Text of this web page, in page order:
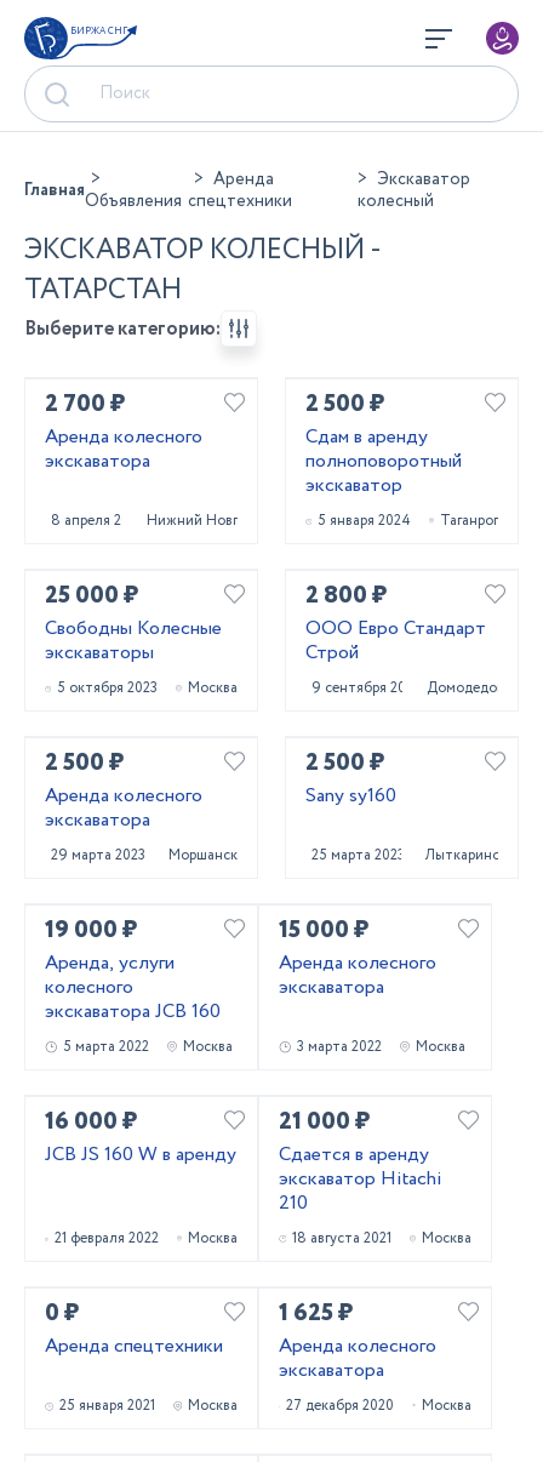
БИРЖА СНГ
ГлавнаяОбъявления
Аренда
спецтехники
Экскаватор
колесный
ЭКСКАВАТОР КОЛЕСНЫЙ -
ТАТАРСТАН
Выберите категорию:
2 700 ₽
Аренда колесного
экскаватора
8 апреля 2025 Нижний Новгород
2 500 ₽
Сдам в аренду
полноповоротный
экскаватор
5 января 2024 Таганрог
25 000 ₽
Свободны Колесные
экскаваторы
5 октября 2023 Москва
2 800 ₽
ООО Евро Стандарт
Строй
9 сентября 2023 Домодедово
2 500 ₽
Аренда колесного
экскаватора
29 марта 2023 Моршанск
2 500 ₽
Sany sy160
25 марта 2023 Лыткарино
19 000 ₽
Аренда, услуги
колесного
экскаватора JCB 160
5 марта 2022 Москва
15 000 ₽
Аренда колесного
экскаватора
3 марта 2022 Москва
16 000 ₽
JCB JS 160 W в аренду
21 февраля 2022 Москва
21 000 ₽
Сдается в аренду
экскаватор Hitachi
210
18 августа 2021 Москва
0 ₽
Аренда спецтехники
25 января 2021 Москва
1 625 ₽
Аренда колесного
экскаватора
27 декабря 2020 Москва